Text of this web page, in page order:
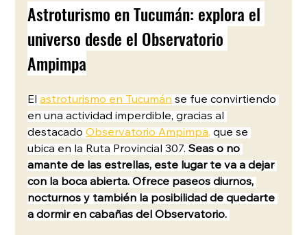
Astroturismo en Tucumán: explora el
universo desde el Observatorio
Ampimpa
El astroturismo en Tucumán se fue convirtiendo
en una actividad imperdible, gracias al
destacado Observatorio Ampimpa, que se
ubica en la Ruta Provincial 307. Seas o no
amante de las estrellas, este lugar te va a dejar
con la boca abierta. Ofrece paseos diurnos,
nocturnos y también la posibilidad de quedarte
a dormir en cabañas del Observatorio.